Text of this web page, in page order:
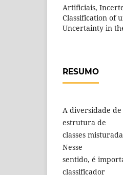
Artificiais,
Classification of
Uncertainty in
RESUMO
A diversidade
estrutura de
classes
Nesse
sentido, é
classificador